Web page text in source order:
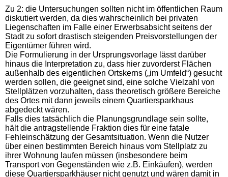
Zu 2: die Untersuchungen sollten nicht im öffentlichen Raum
diskutiert werden, da dies wahrscheinlich bei privaten
Liegenschaften im Falle einer Erwerbsabsicht seitens der
Stadt zu sofort drastisch steigenden Preisvorstellungen der
Eigentümer führen wird.
Die Formulierung in der Ursprungsvorlage lässt darüber
hinaus die Interpretation zu, dass hier zuvorderst Flächen
außenhalb des eigentlichen Ortskerns („im Umfeld“) gesucht
werden sollen, die geeignet sind, eine solche Vielzahl von
Stellplätzen vorzuhalten, dass theoretisch größere Bereiche
des Ortes mit dann jeweils einem Quartiersparkhaus
abgedeckt wären.
Falls dies tatsächlich die Planungsgrundlage sein sollte,
hält die antragstellende Fraktion dies für eine fatale
Fehleinschätzung der Gesamtsituation. Wenn die Nutzer
über einen bestimmten Bereich hinaus vom Stellplatz zu
ihrer Wohnung laufen müssen (insbesondere beim
Transport von Gegenständen wie z.B. Einkäufen), werden
diese Quartiersparkhäuser nicht genutzt und wären damit in